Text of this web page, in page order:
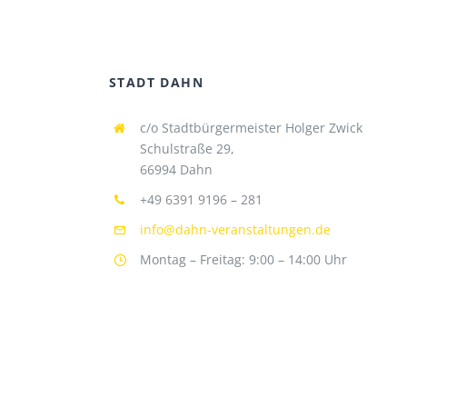
STADT DAHN
c/o Stadtbürgermeister Holger Zwick
Schulstraße 29,
66994 Dahn
+49 6391 9196 – 281
info@dahn-veranstaltungen.de
Montag – Freitag: 9:00 – 14:00 Uhr